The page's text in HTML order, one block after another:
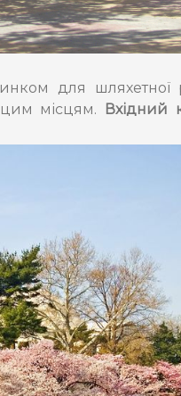
для шляхетної
місцям.
Вхідний